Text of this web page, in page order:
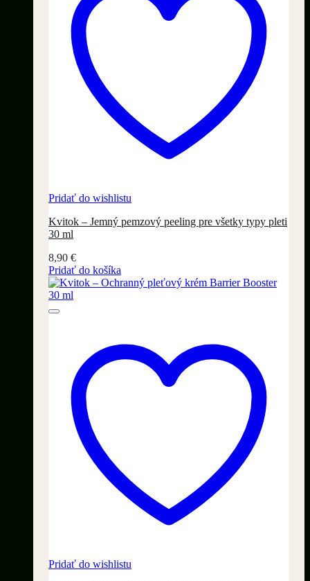
Pridať do wishlistu
Kvitok – Jemný pemzový peeling pre všetky typy pleti
30 ml
8,90 €
Pridať do košíka
Pridať do wishlistu